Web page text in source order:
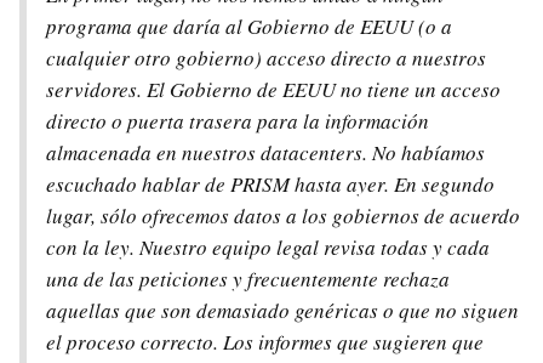
programa que daría al Gobierno de EEUU (o a
cualquier otro gobierno) acceso directo a nuestros
servidores. El Gobierno de EEUU no tiene un acceso
directo o puerta trasera para la información
almacenada en nuestros datacenters. No habíamos
escuchado hablar de PRISM hasta ayer. En segundo
lugar, sólo ofrecemos datos a los gobiernos de acuerdo
con la ley. Nuestro equipo legal revisa todas y cada
una de las peticiones y frecuentemente rechaza
aquellas que son demasiado genéricas o que no siguen
el proceso correcto. Los informes que sugieren que